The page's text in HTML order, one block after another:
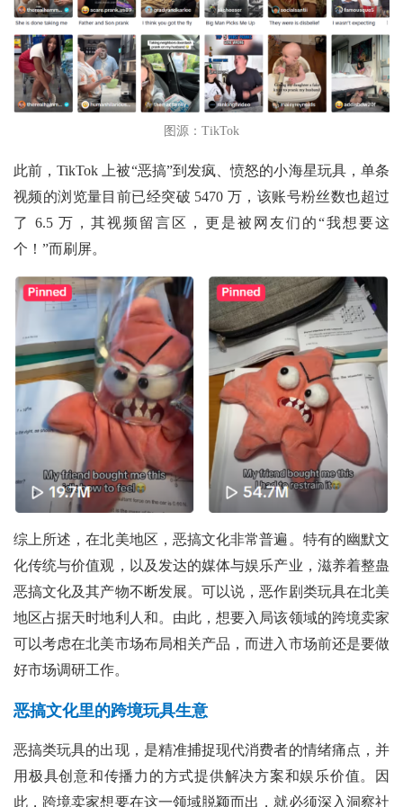
图 源： TikTok
此前，TikTok 上被“恶搞”到发疯、愤怒的小海星玩具，单条
视频的浏览量目前已经突破 5470 万，该账号粉丝数也超过
了 6.5 万，其视频留言区，更是被网友们的“我想要这
个！”而刷屏。
综上所述，在北美地区，恶搞文化非常普遍。特有的幽默文
化传统与价值观，以及发达的媒体与娱乐产业，滋养着整蛊
恶搞文化及其产物不断发展。可以说，恶作剧类玩具在北美
地区占据天时地利人和。由此，想要入局该领域的跨境卖家
可以考虑在北美市场布局相关产品，而进入市场前还是要做
好市场调研工作。
恶搞文化里的跨境玩具生意
恶搞类玩具的出现，是精准捕捉现代消费者的情绪痛点，并
用极具创意和传播力的方式提供解决方案和娱乐价值。因
此，跨境卖家想要在这一领域脱颖而出，就必须深入洞察社